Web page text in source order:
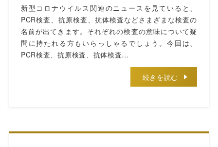
新型コロナウイルス関連のニュースを見ていると、
PCR検査、抗原検査、抗体検査などさまざまな検査の
名前が出てきます。それぞれの検査の意味について疑
問に持たれる方もいらっしゃるでしょう。今回は、
PCR検査、抗原検査、抗体検査…
続きを読む